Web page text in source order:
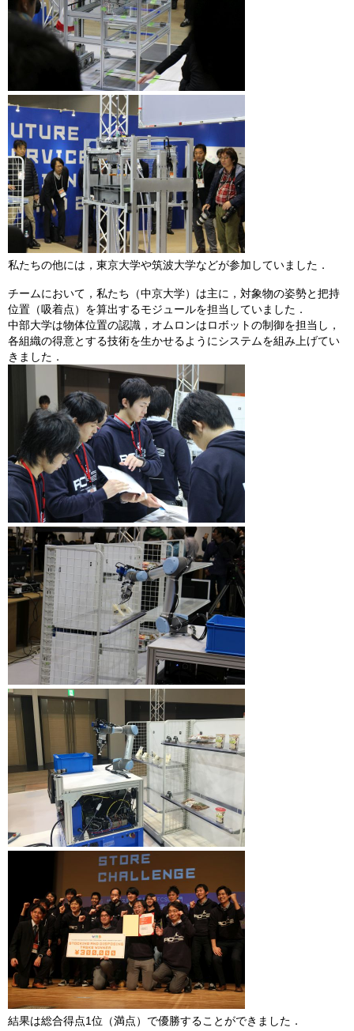
私たちの他には，東京大学や筑波大学などが参加していました．
チームにおいて，私たち（中京大学）は主に，対象物の姿勢と把持
位置（吸着点）を算出するモジュールを担当していました．
中部大学は物体位置の認識，オムロンはロボットの制御を担当し，
各組織の得意とする技術を生かせるようにシステムを組み上げてい
きました．
結果は総合得点1位（満点）で優勝することができました．